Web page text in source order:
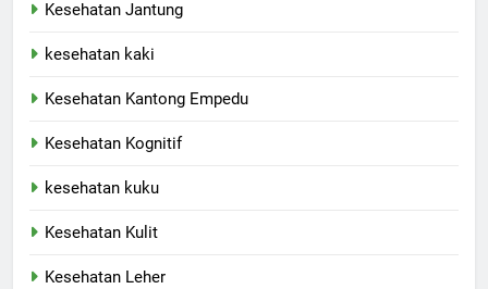
Kesehatan Jantung
kesehatan kaki
Kesehatan Kantong Empedu
Kesehatan Kognitif
kesehatan kuku
Kesehatan Kulit
Kesehatan Leher